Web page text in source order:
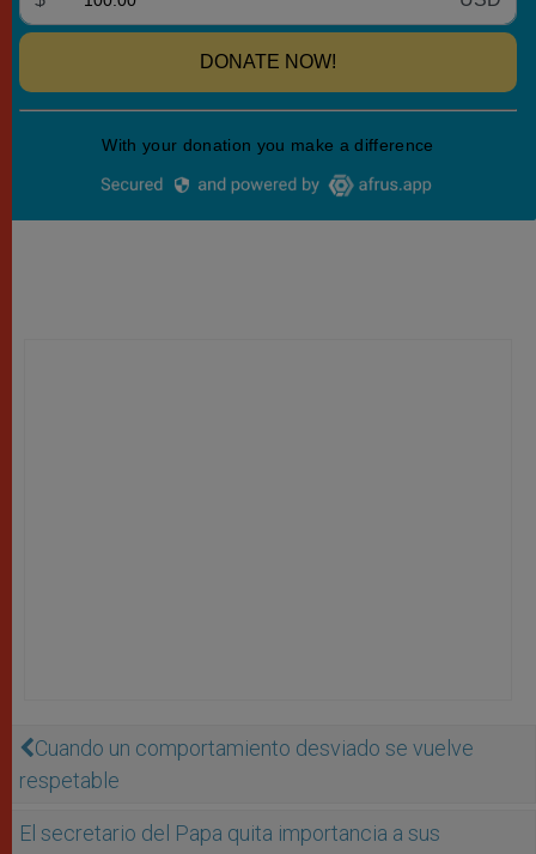
Cuando un comportamiento desviado se vuelve
respetable
El secretario del Papa quita importancia a sus